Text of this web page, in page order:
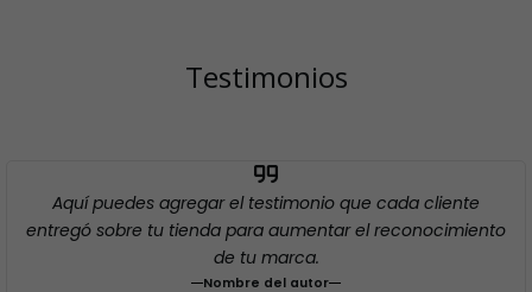
Testimonios
Aquí puedes agregar el testimonio que cada cliente
entregó sobre tu tienda para aumentar el reconocimiento
de tu marca.
Nombre del autor